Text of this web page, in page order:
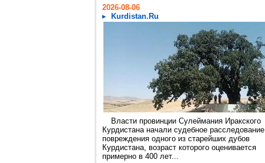
2026-08-06
Kurdistan.Ru
Власти провинции Сулеймания Иракского
Курдистана начали судебное расследование
повреждения одного из старейших дубов
Курдистана, возраст которого оценивается
примерно в 400 лет...